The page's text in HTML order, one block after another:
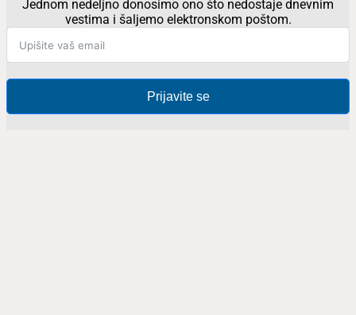
Jednom nedeljno donosimo ono što nedostaje dnevnim
vestima i šaljemo elektronskom poštom.
Prijavite se